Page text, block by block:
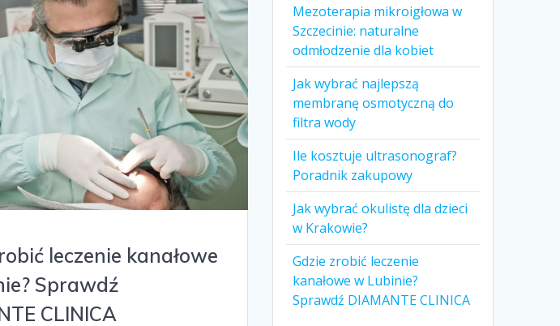
leczenie kanałowe
Sprawdź
CLINICA
Mezoterapia mikroigłowa w
Szczecinie: naturalne
odmłodzenie dla kobiet
Jak wybrać najlepszą
membranę osmotyczną do
filtra wody
Ile kosztuje ultrasonograf?
Poradnik zakupowy
Jak wybrać okulistę dla dzieci
w Krakowie?
Gdzie zrobić leczenie
kanałowe w Lubinie?
Sprawdź DIAMANTE CLINICA